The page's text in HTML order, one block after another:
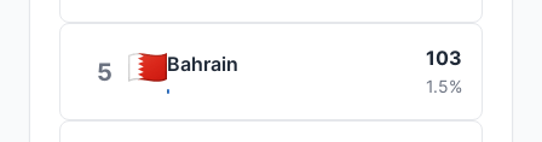
5 Bahrain 103
1.5%